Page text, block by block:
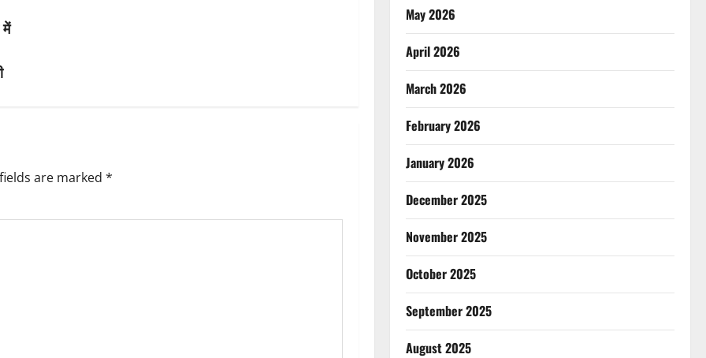
में
are marked *
May 2026
April 2026
March 2026
February 2026
January 2026
December 2025
November 2025
October 2025
September 2025
August 2025